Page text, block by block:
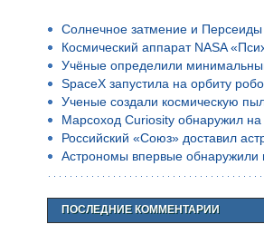
Солнечное затмение и Персеиды
Космический аппарат NASA
Учёные определили
SpaceX запустила на орбиту
Ученые создали космическую
Марсоход Curiosity обнаружил
Российский «Союз» доставил
Астрономы впервые обнаружили
ПОСЛЕДНИЕ КОММЕНТАРИИ